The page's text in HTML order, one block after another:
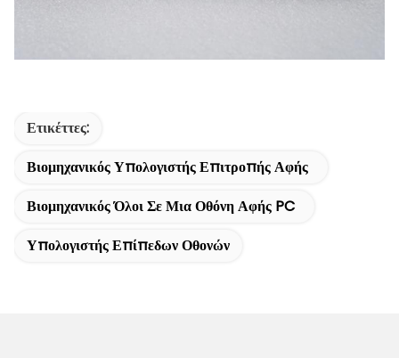
Ετικέττες:
Βιομηχανικός Υπολογιστής Επιτροπής Αφής
Βιομηχανικός Όλοι Σε Μια Οθόνη Αφής PC
Υπολογιστής Επίπεδων Οθονών